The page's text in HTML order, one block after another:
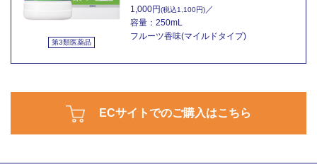
第3類医薬品
1,000円(税込1,100円)／
容量：250mL
フルーツ香味(マイルドタイプ)
ECサイトでのご購入はこちら